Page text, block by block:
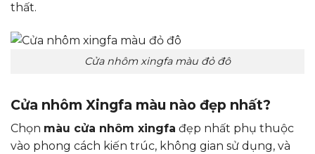
thất.
Cửa nhôm xingfa màu đỏ đô
Cửa nhôm Xingfa màu nào đẹp nhất?
Chọn màu cửa nhôm xingfa đẹp nhất phụ thuộc
vào phong cách kiến trúc, không gian sử dụng, và